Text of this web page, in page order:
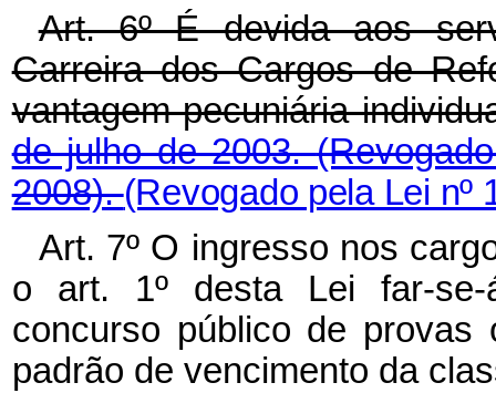
Art. 6º É devida aos
Carreira dos Cargos de
vantagem pecuniária
de julho de 2003.
2008).(Revogado pela Lei nº
Art. 7º O ingresso nos
o art. 1º desta Lei far-se-
concurso público de
padrão de vencimento da